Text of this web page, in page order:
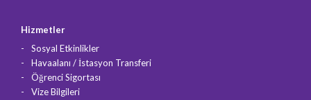
Hizmetler
Sosyal Etkinlikler
Havaalanı / İstasyon Transferi
Öğrenci Sigortası
Vize Bilgileri